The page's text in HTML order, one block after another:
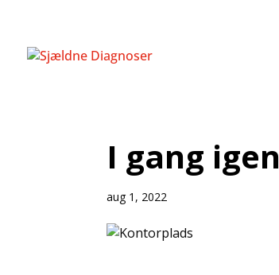
I gang igen
aug 1, 2022